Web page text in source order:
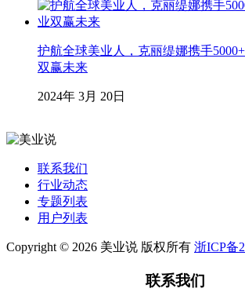
护航全球美业人，克丽缇娜携手
双赢未来
2024年 3月 20日
联系我们
行业动态
专题列表
用户列表
Copyright © 2026 美业说 版权所有 浙ICP备
联系我们